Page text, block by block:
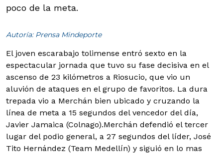
poco de la meta.
Autoría: Prensa Mindeporte
El joven escarabajo tolimense entró sexto en la
espectacular jornada que tuvo su fase decisiva en el
ascenso de 23 kilómetros a Riosucio, que vio un
aluvión de ataques en el grupo de favoritos. La dura
trepada vio a Merchán bien ubicado y cruzando la
línea de meta a 15 segundos del vencedor del día,
Javier Jamaica (Colnago).Merchán defendió el tercer
lugar del podio general, a 27 segundos del líder, José
Tito Hernández (Team Medellín) y siguió en lo mas